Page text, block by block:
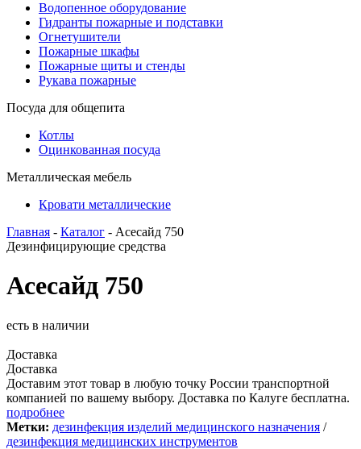
Водопенное оборудование
Гидранты пожарные и подставки
Огнетушители
Пожарные шкафы
Пожарные щиты и стенды
Рукава пожарные
Посуда для общепита
Котлы
Оцинкованная посуда
Металлическая мебель
Кровати металлические
Главная - Каталог - Асесайд 750
Дезинфицирующие средства
Асесайд 750
есть в наличии
Доставка
Доставка
Доставим этот товар в любую точку России транспортной
компанией по вашему выбору. Доставка по Калуге бесплатна.
подробнее
Метки: дезинфекция изделий медицинского назначения /
дезинфекция медицинских инструментов